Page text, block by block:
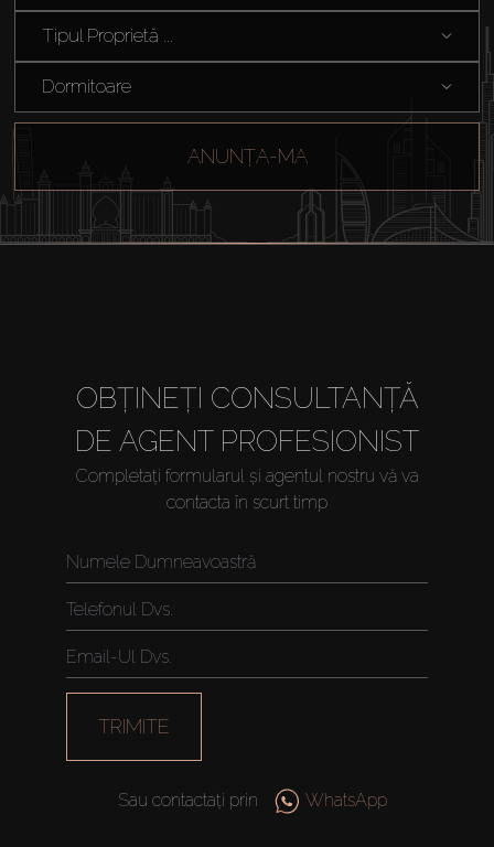
Tipul Proprietă ...
Dormitoare
ANUNȚA-MA
OBȚINEȚI CONSULTANȚĂ
DE AGENT PROFESIONIST
Completați formularul și agentul nostru vă va
contacta în scurt timp
TRIMITE
Sau contactați prin WhatsApp